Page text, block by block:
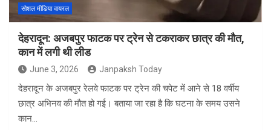
सोशल मीडिया वायरल
देहरादून: अजबपुर फाटक पर ट्रेन से टकराकर छात्र की मौत,
कान में लगी थी लीड
June 3, 2026 Janpaksh Today
देहरादून के अजबपुर रेलवे फाटक पर ट्रेन की चपेट में आने से 18 वर्षीय
छात्र अभिनव की मौत हो गई। बताया जा रहा है कि घटना के समय उसने
कान…